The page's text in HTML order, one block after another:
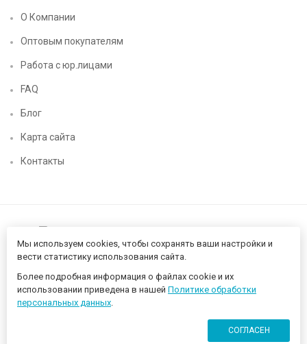
О Компании
Оптовым покупателям
Работа с юр.лицами
FAQ
Блог
Карта сайта
Контакты
Нижегородский цифровой CHIP52 - компьютерный магазин ©
2026 Разработано в
Мы используем cookies, чтобы сохранять ваши настройки и
вести статистику использования сайта.
Более подробная информация о файлах cookie и их
использовании приведена в нашей Политике обработки
персональных данных.
СОГЛАСЕН